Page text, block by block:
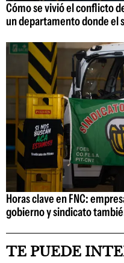
Cómo se vivió el conflicto
un departamento donde el
Horas clave en FNC:
gobierno y sindicato
TE PUEDE